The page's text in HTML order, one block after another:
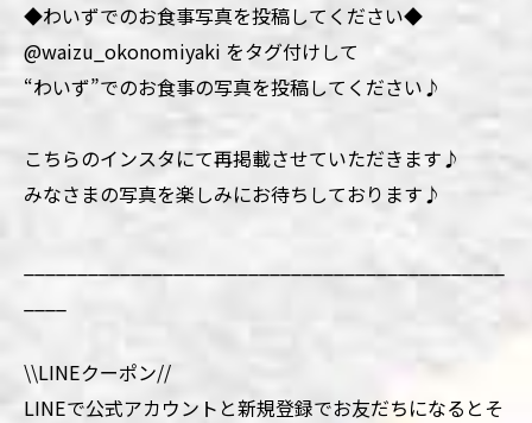
◆わいずでのお食事写真を投稿してください◆
@waizu_okonomiyaki をタグ付けして
“わいず”でのお食事の写真を投稿してください♪
こちらのインスタにて再掲載させていただきます♪
みなさまの写真を楽しみにお待ちしております♪
_____________________________________________
\\LINEクーポン//
LINEで公式アカウントと新規登録でお友だちになるとそ